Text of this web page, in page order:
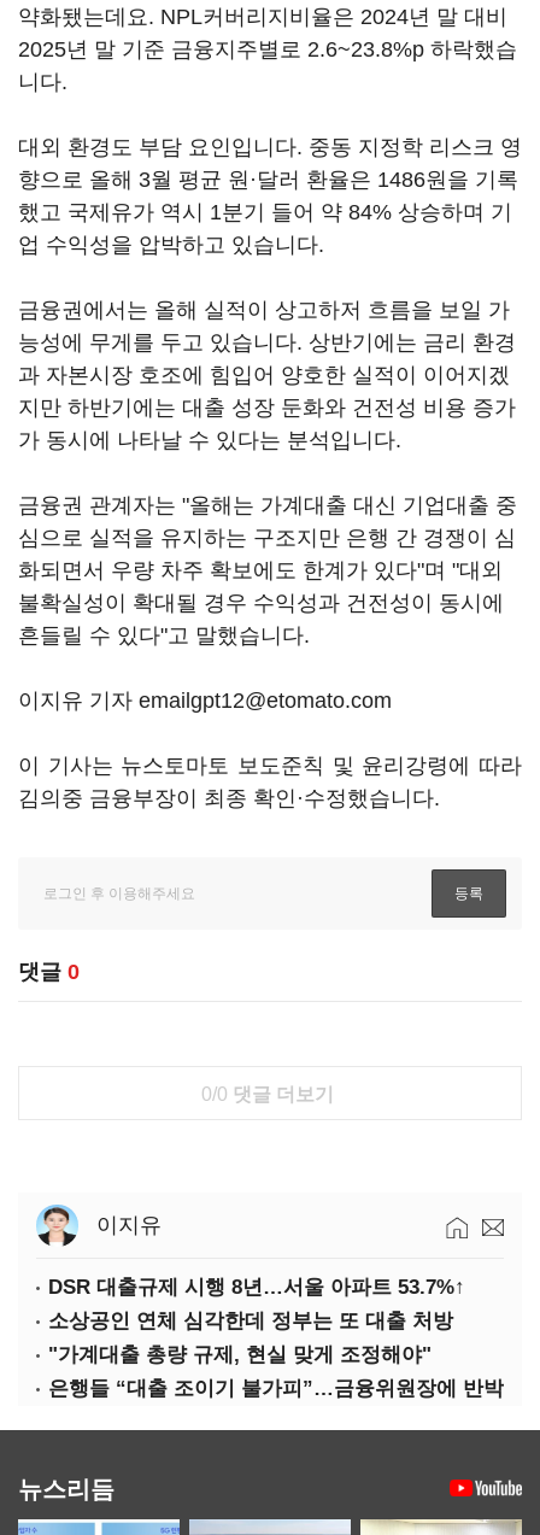
약화됐는데요. NPL커버리지비율은 2024년 말 대비
2025년 말 기준 금융지주별로 2.6~23.8%p 하락했습
니다.
대외 환경도 부담 요인입니다. 중동 지정학 리스크 영
향으로 올해 3월 평균 원·달러 환율은 1486원을 기록
했고 국제유가 역시 1분기 들어 약 84% 상승하며 기
업 수익성을 압박하고 있습니다.
금융권에서는 올해 실적이 상고하저 흐름을 보일 가
능성에 무게를 두고 있습니다. 상반기에는 금리 환경
과 자본시장 호조에 힘입어 양호한 실적이 이어지겠
지만 하반기에는 대출 성장 둔화와 건전성 비용 증가
가 동시에 나타날 수 있다는 분석입니다.
금융권 관계자는 "올해는 가계대출 대신 기업대출 중
심으로 실적을 유지하는 구조지만 은행 간 경쟁이 심
화되면서 우량 차주 확보에도 한계가 있다"며 "대외
불확실성이 확대될 경우 수익성과 건전성이 동시에
흔들릴 수 있다"고 말했습니다.
이지유 기자 emailgpt12@etomato.com
이 기사는 뉴스토마토 보도준칙 및 윤리강령에 따라
김의중 금융부장이 최종 확인·수정했습니다.
댓글 0
0/0 댓글 더보기
이지유
DSR 대출규제 시행 8년…서울 아파트 53.7%↑
소상공인 연체 심각한데 정부는 또 대출 처방
"가계대출 총량 규제, 현실 맞게 조정해야"
은행들 “대출 조이기 불가피”…금융위원장에 반박
뉴스리듬